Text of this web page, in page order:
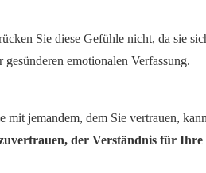
Sie diese Gefühle nicht, da sie
emotionalen Verfassung.
jemandem, dem Sie vertrauen,
der Verständnis für